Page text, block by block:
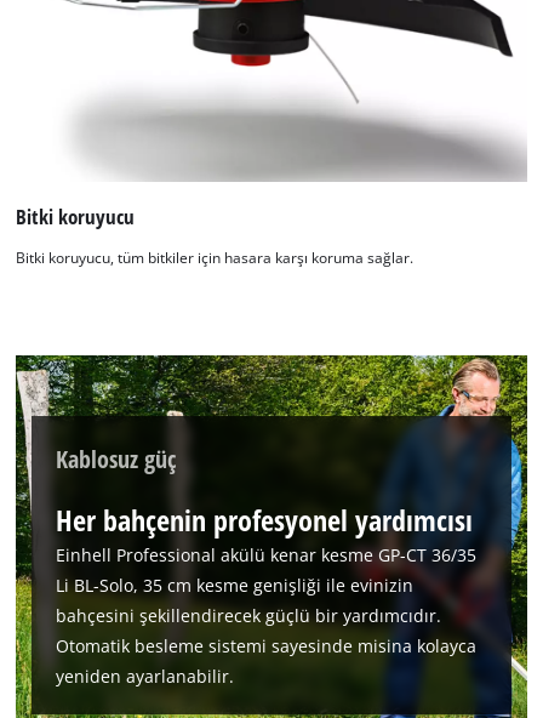
Bitki koruyucu
Bitki koruyucu, tüm bitkiler için hasara karşı koruma sağlar.
Kablosuz güç
Her bahçenin profesyonel yardımcısı
Einhell Professional akülü kenar kesme GP-CT 36/35
Li BL-Solo, 35 cm kesme genişliği ile evinizin
bahçesini şekillendirecek güçlü bir yardımcıdır.
Otomatik besleme sistemi sayesinde misina kolayca
yeniden ayarlanabilir.